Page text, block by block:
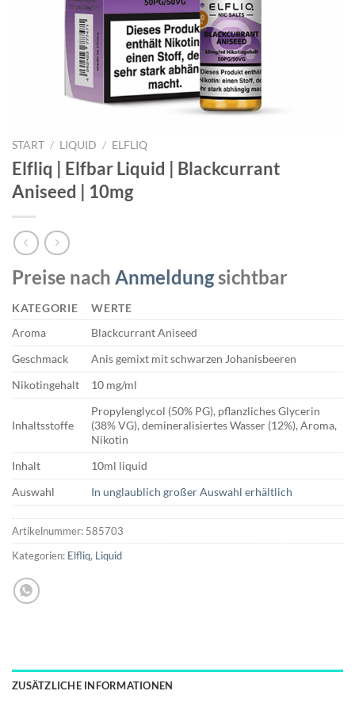
START / LIQUID / ELFLIQ
Elfliq | Elfbar Liquid | Blackcurrant
Aniseed | 10mg
Preise nach Anmeldungsichtbar
KATEGORIE
WERTE
Aroma
Blackcurrant Aniseed
Geschmack
Anis gemixt mit schwarzen Johanisbeeren
Nikotingehalt
10 mg/ml
Inhaltsstoffe
Propylenglycol (50% PG), pflanzliches Glycerin
(38% VG), demineralisiertes Wasser (12%), Aroma,
Nikotin
Inhalt
10ml liquid
Auswahl
In unglaublich großer Auswahl erhältlich
Artikelnummer: 585703
Kategorien: Elfliq, Liquid
ZUSÄTZLICHE INFORMATIONEN